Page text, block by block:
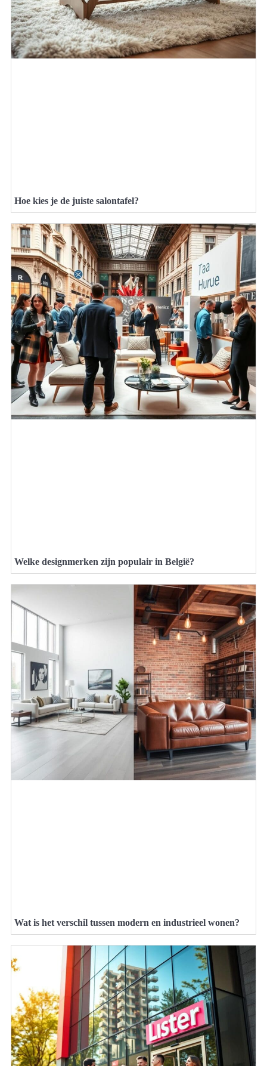
Hoe kies je de juiste salontafel?
Welke designmerken zijn populair in België?
Wat is het verschil tussen modern en industrieel wonen?